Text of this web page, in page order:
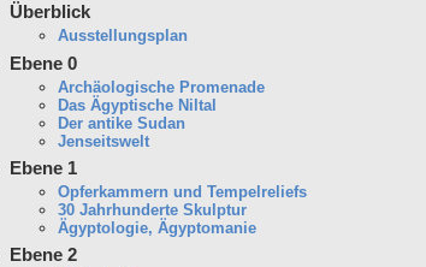
Überblick
Ausstellungsplan
Ebene 0
Archäologische Promenade
Das Ägyptische Niltal
Der antike Sudan
Jenseitswelt
Ebene 1
Opferkammern und Tempelreliefs
30 Jahrhunderte Skulptur
Ägyptologie, Ägyptomanie
Ebene 2